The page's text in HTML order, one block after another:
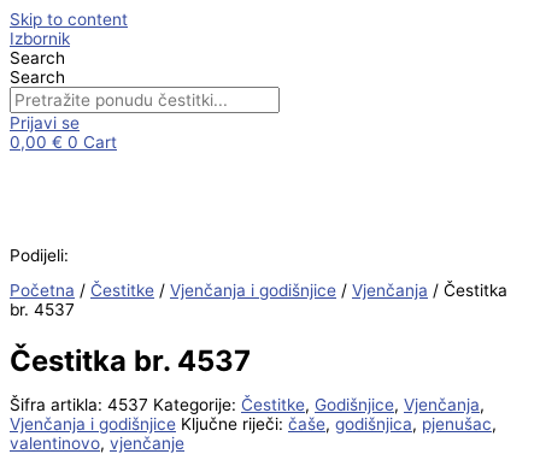
Skip to content
Izbornik
Search
Search
Prijavi se
0,00 € 0 Cart
Podijeli:
Početna / Čestitke / Vjenčanja i godišnjice / Vjenčanja / Čestitka
br. 4537
Čestitka br. 4537
Šifra artikla: 4537 Kategorije: Čestitke, Godišnjice, Vjenčanja,
Vjenčanja i godišnjice Ključne riječi: čaše, godišnjica, pjenušac,
valentinovo, vjenčanje